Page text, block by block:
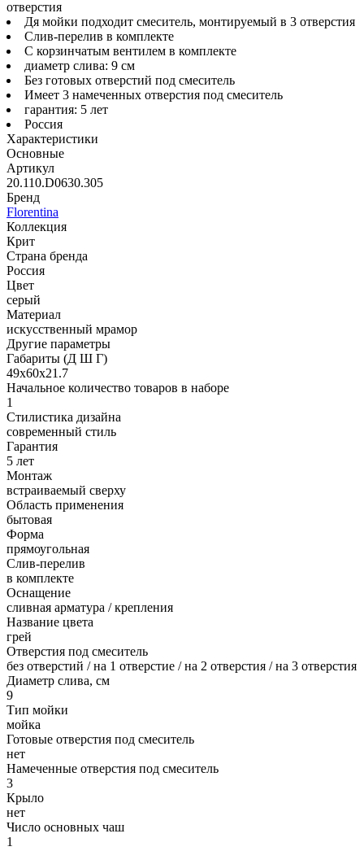
отверстия
Дя мойки подходит смеситель, монтируемый в 3 отверстия
Слив-перелив в комплекте
С корзинчатым вентилем в комплекте
диаметр слива: 9 см
Без готовых отверстий под смеситель
Имеет 3 намеченных отверстия под смеситель
гарантия: 5 лет
Россия
Характеристики
Основные
Артикул
20.110.D0630.305
Бренд
Florentina
Коллекция
Крит
Страна бренда
Россия
Цвет
серый
Материал
искусственный мрамор
Другие параметры
Габариты (Д Ш Г)
49х60х21.7
Начальное количество товаров в наборе
1
Стилистика дизайна
современный стиль
Гарантия
5 лет
Монтаж
встраиваемый сверху
Область применения
бытовая
Форма
прямоугольная
Слив-перелив
в комплекте
Оснащение
сливная арматура / крепления
Название цвета
грей
Отверстия под смеситель
без отверстий / на 1 отверстие / на 2 отверстия / на 3 отверстия
Диаметр слива, см
9
Тип мойки
мойка
Готовые отверстия под смеситель
нет
Намеченные отверстия под смеситель
3
Крыло
нет
Число основных чаш
1